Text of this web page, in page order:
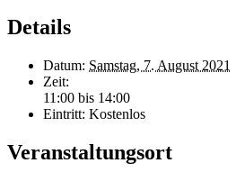
Details
Datum: Samstag, 7. August 2021
Zeit:
11:00 bis 14:00
Eintritt: Kostenlos
Veranstaltungsort